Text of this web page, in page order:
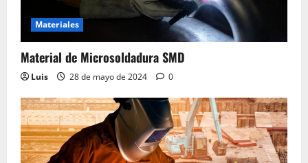
4
Electrónicos, Manuales de Servicio
28 de mayo de 2024 0
5
Maquillaje y Uñas
20 de mayo de 2024 0
Materiales
Material de Microsoldadura SMD
Luis 28 de mayo de 2024 0